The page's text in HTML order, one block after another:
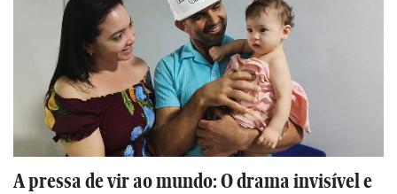
A pressa de vir ao mundo: O drama invisível e